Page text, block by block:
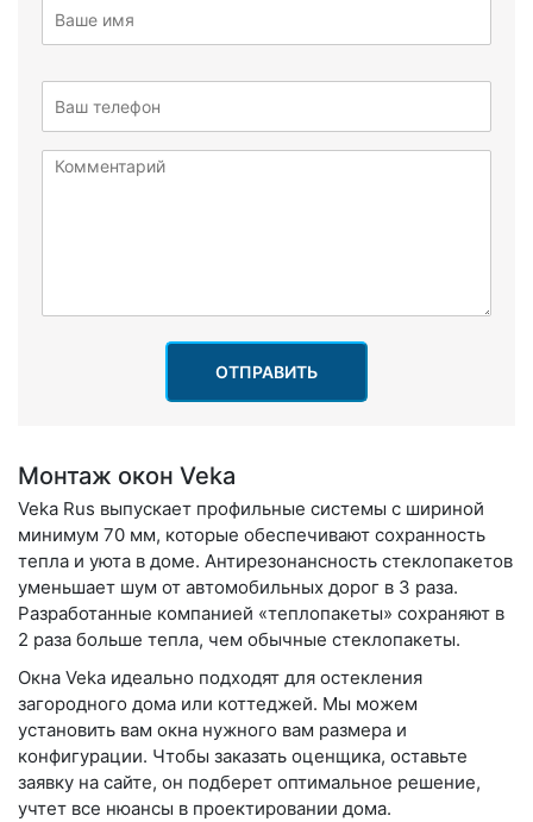
ОТПРАВИТЬ
Монтаж окон Veka
Veka Rus выпускает профильные системы с шириной
минимум 70 мм, которые обеспечивают сохранность
тепла и уюта в доме. Антирезонансность стеклопакетов
уменьшает шум от автомобильных дорог в 3 раза.
Разработанные компанией «теплопакеты» сохраняют в
2 раза больше тепла, чем обычные стеклопакеты.
Окна Veka идеально подходят для остекления
загородного дома или коттеджей. Мы можем
установить вам окна нужного вам размера и
конфигурации. Чтобы заказать оценщика, оставьте
заявку на сайте, он подберет оптимальное решение,
учтет все нюансы в проектировании дома.